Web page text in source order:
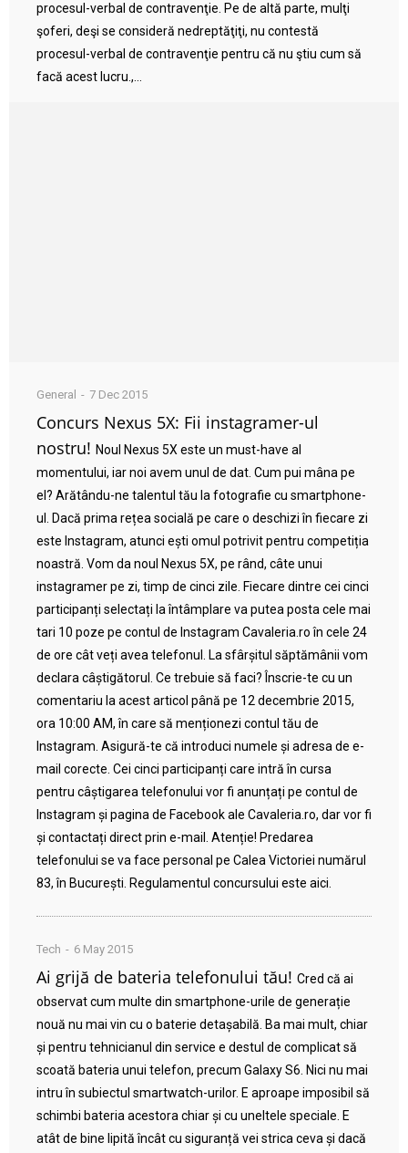
procesul-verbal de contravenţie. Pe de altă parte, mulţi
şoferi, deşi se consideră nedreptăţiţi, nu contestă
procesul-verbal de contravenţie pentru că nu ştiu cum să
facă acest lucru.,...
General 7 Dec 2015
Concurs Nexus 5X: Fii instagramer-ul
nostru! Noul Nexus 5X este un must-have al
momentului, iar noi avem unul de dat. Cum pui mâna pe
el? Arătându-ne talentul tău la fotografie cu smartphone-
ul. Dacă prima rețea socială pe care o deschizi în fiecare zi
este Instagram, atunci ești omul potrivit pentru competiția
noastră. Vom da noul Nexus 5X, pe rând, câte unui
instagramer pe zi, timp de cinci zile. Fiecare dintre cei cinci
participanți selectați la întâmplare va putea posta cele mai
tari 10 poze pe contul de Instagram Cavaleria.ro în cele 24
de ore cât veți avea telefonul. La sfârșitul săptămânii vom
declara câștigătorul. Ce trebuie să faci? Înscrie-te cu un
comentariu la acest articol până pe 12 decembrie 2015,
ora 10:00 AM, în care să menționezi contul tău de
Instagram. Asigură-te că introduci numele și adresa de e-
mail corecte. Cei cinci participanți care intră în cursa
pentru câștigarea telefonului vor fi anunțați pe contul de
Instagram și pagina de Facebook ale Cavaleria.ro, dar vor fi
și contactați direct prin e-mail. Atenție! Predarea
telefonului se va face personal pe Calea Victoriei numărul
83, în București. Regulamentul concursului este aici.
Tech 6 May 2015
Ai grijă de bateria telefonului tău! Cred că ai
observat cum multe din smartphone-urile de generație
nouă nu mai vin cu o baterie detașabilă. Ba mai mult, chiar
și pentru tehnicianul din service e destul de complicat să
scoată bateria unui telefon, precum Galaxy S6. Nici nu mai
intru în subiectul smartwatch-urilor. E aproape imposibil să
schimbi bateria acestora chiar și cu uneltele speciale. E
atât de bine lipită încât cu siguranță vei strica ceva și dacă